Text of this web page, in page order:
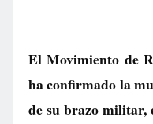
El Movimiento de
ha confirmado la
de su brazo militar,